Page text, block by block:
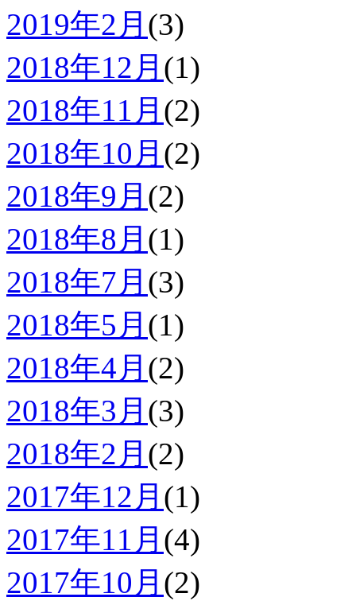
2019年2月 (3)
2018年12月 (1)
2018年11月 (2)
2018年10月 (2)
2018年9月 (2)
2018年8月 (1)
2018年7月 (3)
2018年5月 (1)
2018年4月 (2)
2018年3月 (3)
2018年2月 (2)
2017年12月 (1)
2017年11月 (4)
2017年10月 (2)